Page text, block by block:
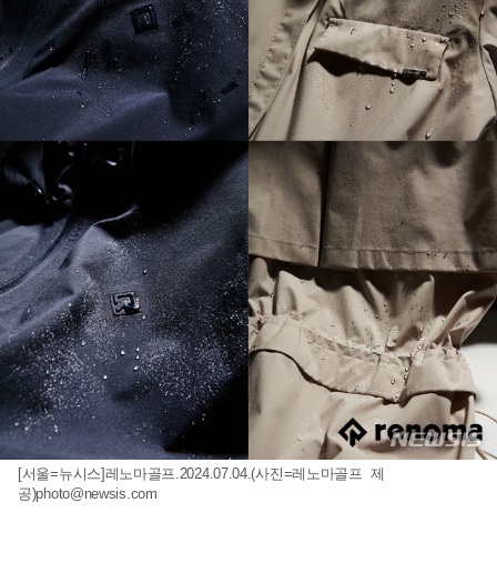
[서울=뉴시스]레노마골프.2024.07.04.(사진=레노마골프 제
공)photo@newsis.com